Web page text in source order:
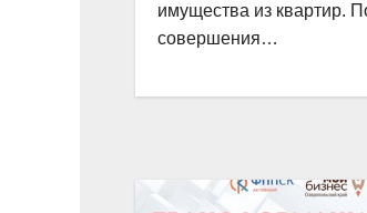
имущества из квартир.
совершения…